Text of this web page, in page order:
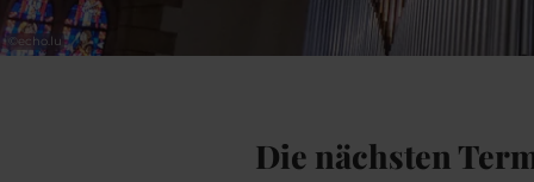
© echo.lu
Die nächsten